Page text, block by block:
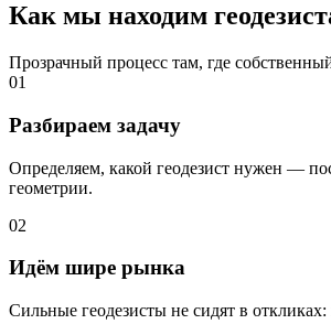
Как мы находим
Прозрачный процесс там, где
01
Разбираем задачу
Определяем, какой геодезист нужен —
геометрии.
02
Идём шире рынка
Сильные геодезисты не сидят в